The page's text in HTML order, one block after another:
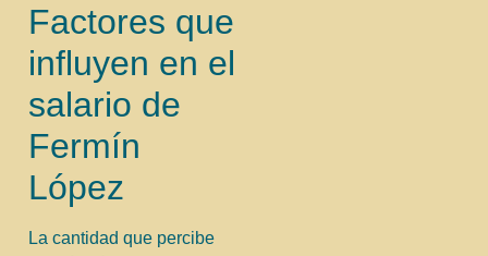
Factores que
influyen en el
salario de
Fermín
López
La cantidad que percibe